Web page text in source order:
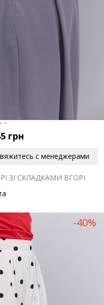
грн
с менеджерами
ЗІ СКЛАДКАМИ ВГОРІ
-40%